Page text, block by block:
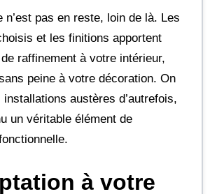
n’est pas en reste, loin de là. Les
et les finitions apportent
raffinement à votre intérieur,
peine à votre décoration. On
austères d’autrefois,
un véritable élément de
à votre